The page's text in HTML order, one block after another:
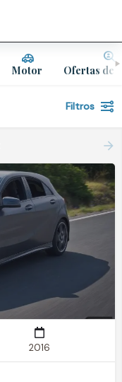
Motor Ofertas de
Filtros
2016